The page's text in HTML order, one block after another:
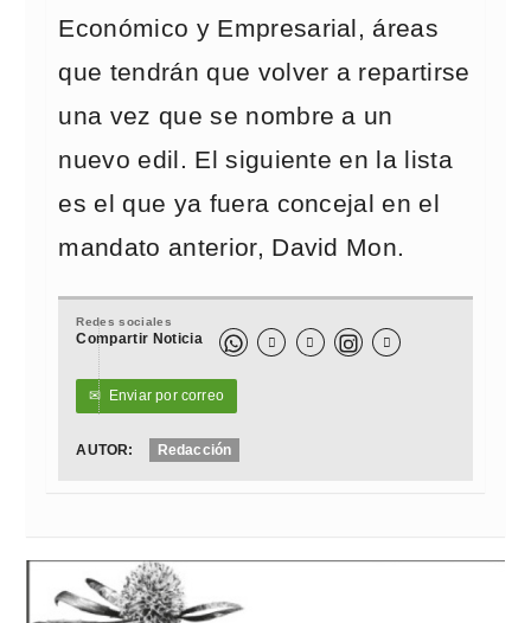
Económico y Empresarial, áreas
que tendrán que volver a repartirse
una vez que se nombre a un
nuevo edil. El siguiente en la lista
es el que ya fuera concejal en el
mandato anterior, David Mon.
Redes sociales
Compartir Noticia   
✉ Enviar por correo
AUTOR: Redacción